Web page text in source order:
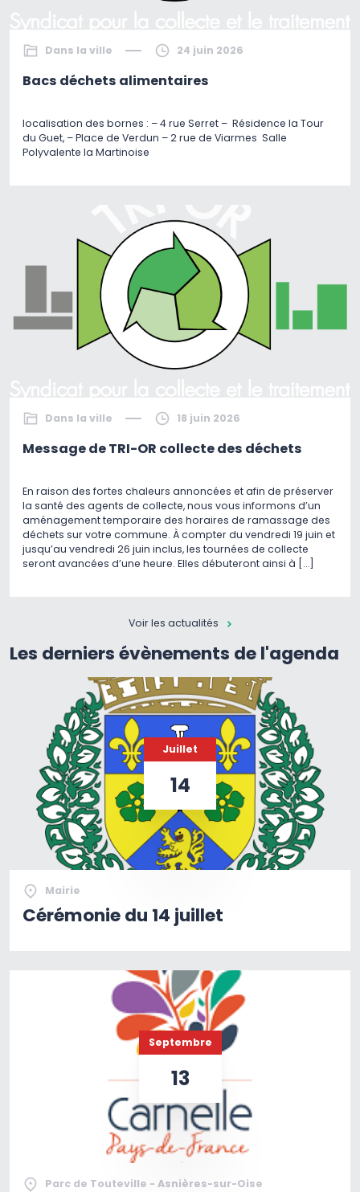
Dans la ville 24 juin 2026
Bacs déchets alimentaires
localisation des bornes : – 4 rue Serret – Résidence la Tour
du Guet, – Place de Verdun – 2 rue de Viarmes Salle
Polyvalente la Martinoise
Dans la ville 18 juin 2026
Message de TRI-OR collecte des déchets
En raison des fortes chaleurs annoncées et afin de préserver
la santé des agents de collecte, nous vous informons d’un
aménagement temporaire des horaires de ramassage des
déchets sur votre commune. À compter du vendredi 19 juin et
jusqu’au vendredi 26 juin inclus, les tournées de collecte
seront avancées d’une heure. Elles débuteront ainsi à […]
Voir les actualités
Les derniers évènements de l'agenda
Juillet
14
Mairie
Cérémonie du 14 juillet
Septembre
13
Parc de Touteville - Asnières-sur-Oise